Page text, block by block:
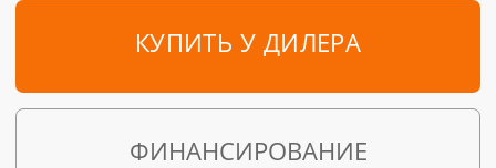
КУПИТЬ У ДИЛЕРА
ФИНАНСИРОВАНИЕ